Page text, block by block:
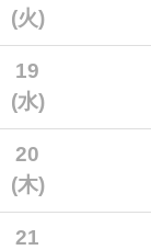
(火)
19
(水)
20
(木)
21